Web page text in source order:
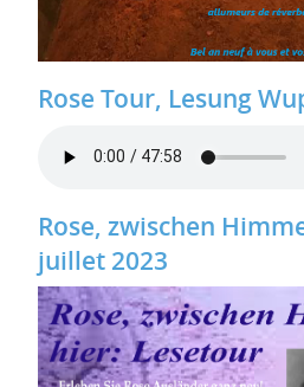
Rose Tour, Lesung
Rose, zwischen
juillet 2023